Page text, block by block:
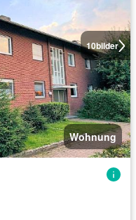
10bilder
Wohnung